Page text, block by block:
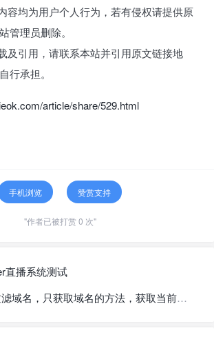
容均为用户个人行为，若有侵权请提供原
管理员删除。
及引用，请联系本站并引用原文链接地
行承担。
article/share/529.html
手机浏览 赞赏支持
"作者已被打赏 0 次"
直播系统测试
，只获取域名的方法，获取当前不带协议的域名(parse_url()函数域名过滤)